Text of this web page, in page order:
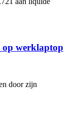
op werklaptop
door zijn